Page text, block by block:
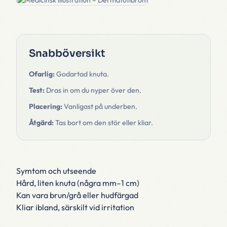
Snabböversikt
Ofarlig:Godartad knuta.
Test: Dras in om du nyper över den.
Placering:Vanligast på underben.
Åtgärd:Tas bort om den stör eller kliar.
Symtom och utseende
Hård, liten knuta (några mm–1 cm)
Kan vara brun/grå eller hudfärgad
Kliar ibland, särskilt vid irritation